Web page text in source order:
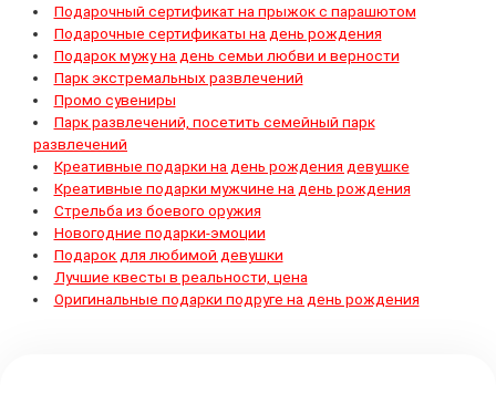
Подарочный сертификат на прыжок с парашютом
Подарочные сертификаты на день рождения
Подарок мужу на день семьи любви и верности
Парк экстремальных развлечений
Промо сувениры
Парк развлечений, посетить семейный парк
развлечений
Креативные подарки на день рождения девушке
Креативные подарки мужчине на день рождения
Стрельба из боевого оружия
Новогодние подарки-эмоции
Подарок для любимой девушки
Лучшие квесты в реальности, цена
Оригинальные подарки подруге на день рождения